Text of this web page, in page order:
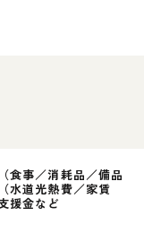
食事／消耗品／備品
水道光熱費／家賃
援金など